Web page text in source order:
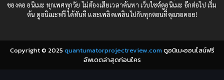
Comic Book การ์ตูน(1)
Coming-of-Age ก้าวผ่านวัย(6)
1980
1979
ของคอ อนิเมะ ทุกเพศทุกวัย ไม่ต้องเสียเวลาค้นหา เว็บไซต์ดูอนิเมะ อีกต่อไป เริ่ม
ต้น ดูอนิเมะฟรี ได้ทันที และเพลิดเพลินไปกับทุกตอนที่คุณรอคอย!
Copyright © 2025 quantumatorprojectreview.comดูอนิเมะออนไลน์ฟรี
อัพเดตล่าสุดก่อนใคร